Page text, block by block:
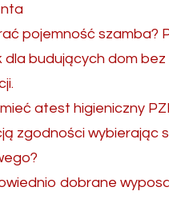
pojemność szamba?
dla budujących dom bez
atest higieniczny
zgodności wybierając
dobrane